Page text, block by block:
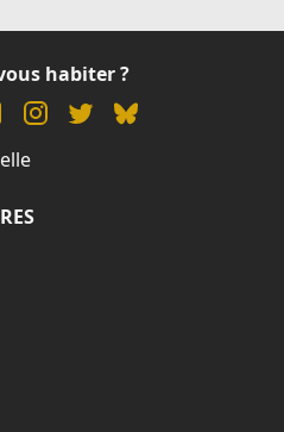
habiter ?